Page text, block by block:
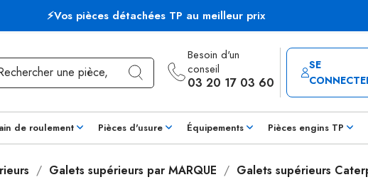
⚡Vos pièces détachées TP au meilleur prix
Besoin d'un
conseil
03 20 17 03 60
SE
de roulement Pièces d'usure Équipements Pièces engins TP
Galets supérieurs par MARQUE Galets supérieurs